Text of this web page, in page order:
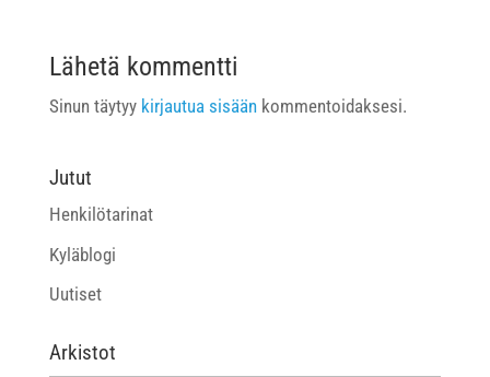
Lähetä kommentti
Sinun täytyy kirjautua sisäänkommentoidaksesi.
Jutut
Henkilötarinat
Kyläblogi
Uutiset
Arkistot